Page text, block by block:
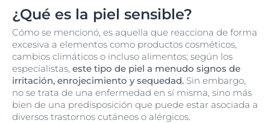
¿Qué es la piel sensible?
Cómo se mencionó, es aquella que reacciona de forma
excesiva a elementos como productos cosméticos,
cambios climáticos o incluso alimentos; según los
especialistas, este tipo de piel a menudo signos de
irritación, enrojecimiento y sequedad. Sin embargo,
no se trata de una enfermedad en sí misma, sino más
bien de una predisposición que puede estar asociada a
diversos trastornos cutáneos o alérgicos.